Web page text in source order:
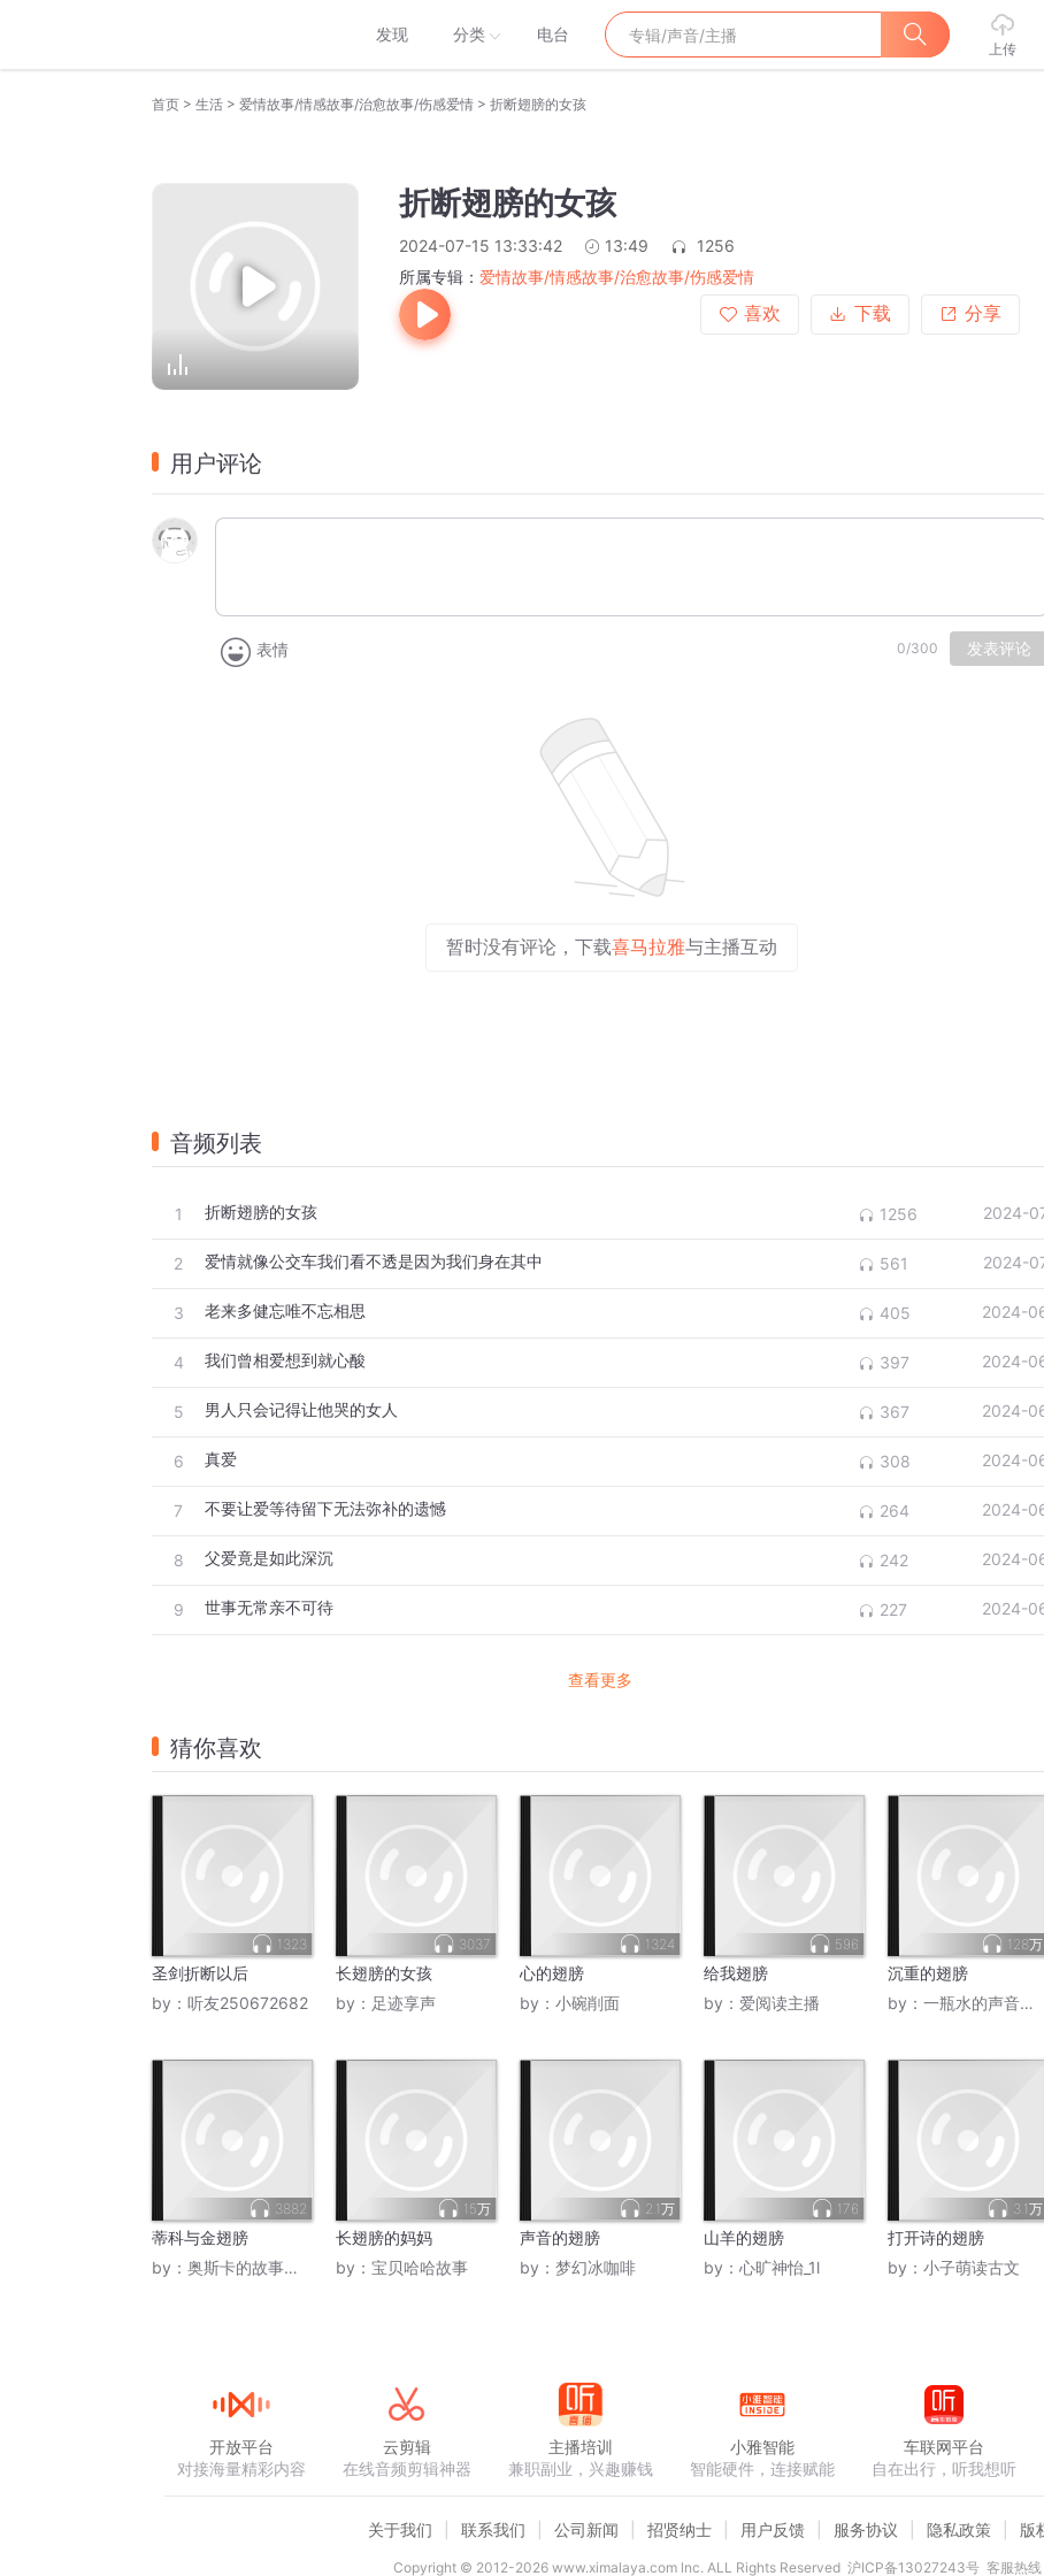
发现 分类 电台
上传
首页 > 生活 > 爱情故事/情感故事/治愈故事/伤感爱情 > 折断翅膀的女孩
折断翅膀的女孩
2024-07-15 13:33:42 13:49
1256
所属专辑： 爱情故事/情感故事/治愈故事/伤感爱情
喜欢
下载 分享
用户评论
表情 0/300 发表评论
暂时没有评论，下载喜马拉雅与主播互动
音频列表
1 折断翅膀的女孩 1256 2024-
2 爱情就像公交车我们看不透是因为我们身在其中 561 2024-
3 老来多健忘唯不忘相思 405 2024-
4 我们曾相爱想到就心酸 397 2024-
5 男人只会记得让他哭的女人 367 2024-
6 真爱 308 2024-
7 不要让爱等待留下无法弥补的遗憾 264 2024-
8 父爱竟是如此深沉 242 2024-
9 世事无常亲不可待 227 2024-
查看更多
猜你喜欢
1323
圣剑折断以后
by： 听友250672682
3037
长翅膀的女孩
by： 足迹享声
1324
心的翅膀
by： 小碗削面
596
给我翅膀
by： 爱阅读主播
128万
沉重的翅膀
by： 一瓶水的声音世界
3882
蒂科与金翅膀
by： 奥斯卡的故事城堡
15万
长翅膀的妈妈
by： 宝贝哈哈故事
2.1万
声音的翅膀
by： 梦幻冰咖啡
176
山羊的翅膀
by： 心旷神怡_1l
3.1万
打开诗的翅膀
by： 小子萌读古文
开放平台
对接海量精彩内容
云剪辑
在线音频剪辑神器
主播培训
兼职副业，兴趣赚钱
小雅智能
智能硬件，连接赋能
车联网平台
自在出行，听我想听
关于我们 联系我们 公司新闻 招贤纳士 用户反馈 服务协议 隐私政策 版
Copyright © 2012-2026www.ximalaya.com lnc. ALL Rights Reserved 沪ICP备13027243号 客服热